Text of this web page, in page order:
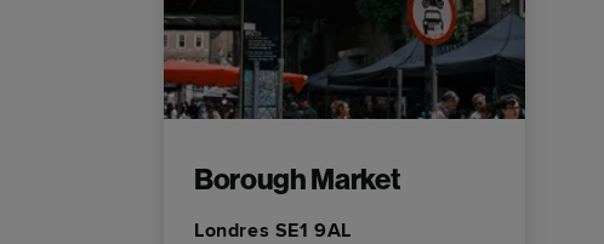
Borough Market
Londres SE1 9AL